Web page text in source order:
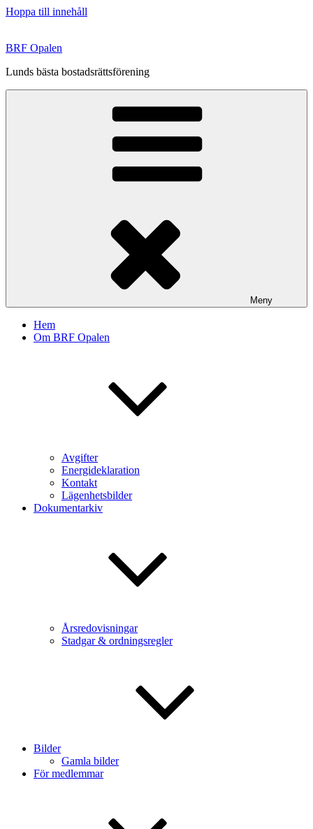
Hoppa till innehåll
BRF Opalen
Lunds bästa bostadsrättsförening
Meny
Hem
Om BRF Opalen
Avgifter
Energideklaration
Kontakt
Lägenhetsbilder
Dokumentarkiv
Årsredovisningar
Stadgar & ordningsregler
Bilder
Gamla bilder
För medlemmar